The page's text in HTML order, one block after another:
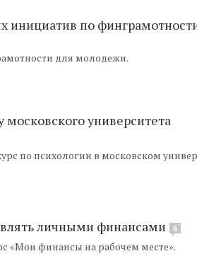
инициатив по
для молодежи.
университета
по психологии в московском
личными финансами 6
«Мои финансы на рабочем месте».